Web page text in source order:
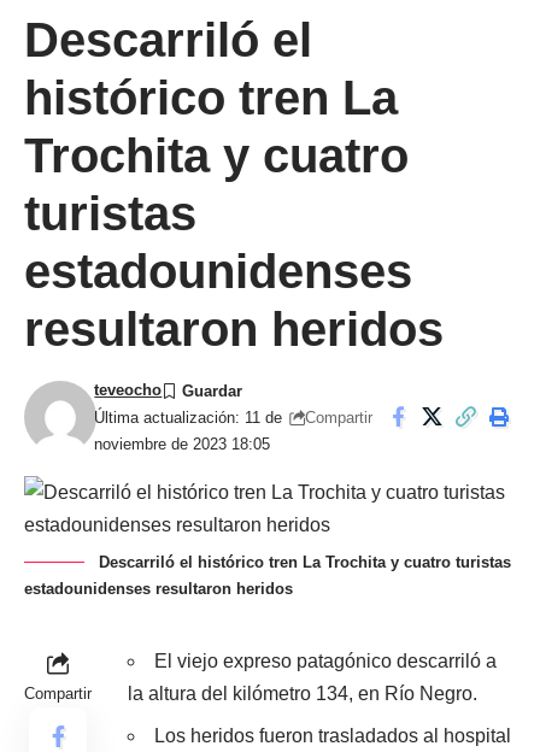
Descarriló el
histórico tren La
Trochita y cuatro
turistas
estadounidenses
resultaron heridos
Última actualización: 11 de
noviembre de 2023 18:05
teveocho
Compartir
Descarriló el histórico tren La Trochita y cuatro turistas
estadounidenses resultaron heridos
Compartir
El viejo expreso patagónico descarriló a
la altura del kilómetro 134, en Río Negro.
Los heridos fueron trasladados al hospital